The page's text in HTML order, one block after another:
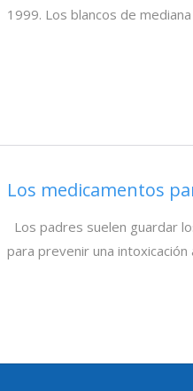
1999. Los blancos de
Los medicamentos
Los padres suelen guardar
para prevenir una